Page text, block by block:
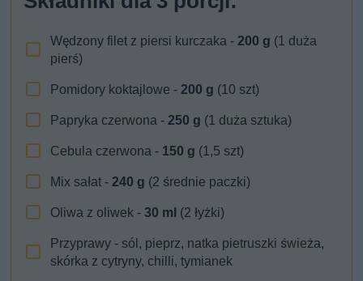
Wędzony filet z piersi kurczaka -200 g (1 duża
pierś)
Pomidory koktajlowe -200 g (10 szt)
Papryka czerwona -250 g (1 duża sztuka)
Cebula czerwona - 150 g (1,5 szt)
Mix sałat -240 g (2 średnie paczki)
Oliwa z oliwek -30 ml (2 łyżki)
Przyprawy - sól, pieprz, natka pietruszki świeża,
skórka z cytryny, chilli, tymianek